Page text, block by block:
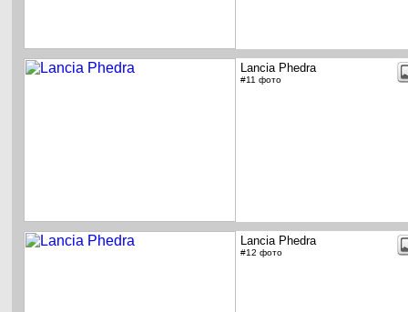
Lancia Phedra
#11 фото
Lancia Phedra
#12 фото